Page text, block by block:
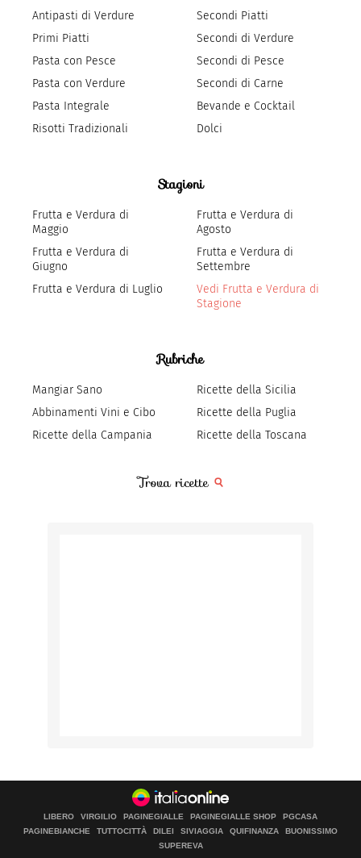
Antipasti di Verdure
Primi Piatti
Pasta con Pesce
Pasta con Verdure
Pasta Integrale
Risotti Tradizionali
Secondi Piatti
Secondi di Verdure
Secondi di Pesce
Secondi di Carne
Bevande e Cocktail
Dolci
Stagioni
Frutta e Verdura di
Maggio
Frutta e Verdura di
Giugno
Frutta e Verdura di Luglio
Frutta e Verdura di
Agosto
Frutta e Verdura di
Settembre
Vedi Frutta e Verdura di
Stagione
Rubriche
Mangiar Sano
Abbinamenti Vini e Cibo
Ricette della Campania
Ricette della Sicilia
Ricette della Puglia
Ricette della Toscana
Trova ricette
LIBERO VIRGILIO PAGINEGIALLE PAGINEGIALLE SHOP
PGCASA
PAGINEBIANCHE
TUTTOCITTÀ DILEI SIVIAGGIA QUIFINANZA
BUONISSIMO
SUPEREVA